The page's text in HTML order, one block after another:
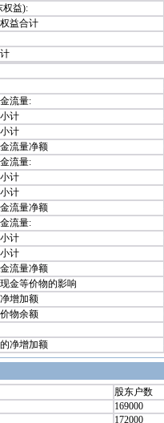
权益):
益合计
流量:
计
计
流量净额
流量:
计
计
流量净额
流量:
计
计
流量净额
金等价物的影响
增加额
物余额
净增加额
股东户数
169000
172000